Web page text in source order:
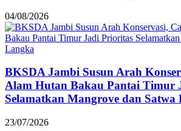
04/08/2026
BKSDA Jambi Susun Arah
Alam Hutan Bakau Pantai Timur
Selamatkan Mangrove dan Satwa
23/07/2026